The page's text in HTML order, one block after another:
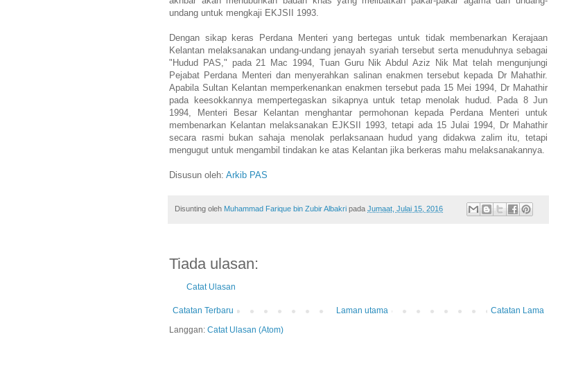
undang untuk mengkaji EKJSII 1993.
Dengan sikap keras Perdana Menteri yang bertegas untuk tidak membenarkan Kerajaan
Kelantan melaksanakan undang-undang jenayah syariah tersebut serta menuduhnya sebagai
"Hudud PAS," pada 21 Mac 1994, Tuan Guru Nik Abdul Aziz Nik Mat telah mengunjungi
Pejabat Perdana Menteri dan menyerahkan salinan enakmen tersebut kepada Dr Mahathir.
Apabila Sultan Kelantan memperkenankan enakmen tersebut pada 15 Mei 1994, Dr Mahathir
pada keesokkannya mempertegaskan sikapnya untuk tetap menolak hudud. Pada 8 Jun
1994, Menteri Besar Kelantan menghantar permohonan kepada Perdana Menteri untuk
membenarkan Kelantan melaksanakan EJKSII 1993, tetapi ada 15 Julai 1994, Dr Mahathir
secara rasmi bukan sahaja menolak perlaksanaan hudud yang didakwa zalim itu, tetapi
mengugut untuk mengambil tindakan ke atas Kelantan jika berkeras mahu melaksanakannya.
Disusun oleh: Arkib PAS
Disunting oleh Muhammad Farique bin Zubir Albakri pada Jumaat, Julai 15, 2016
Tiada ulasan:
Catat Ulasan
Catatan Terbaru Catatan Lama
Laman utama
Langgan: Catat Ulasan (Atom)